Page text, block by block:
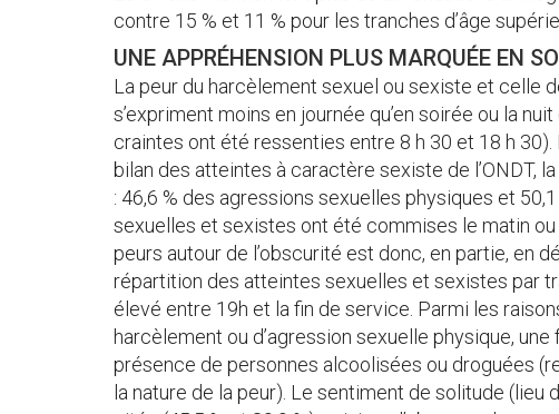
contre 15 % et 11 % pour les tranches d’âge
UNE APPRÉHENSION PLUS MARQUÉE EN
La peur du harcèlement sexuel ou sexiste et celle
s’expriment moins en journée qu’en soirée ou la
craintes ont été ressenties entre 8 h 30 et 18 h
bilan des atteintes à caractère sexiste de l’ONDT,
: 46,6 % des agressions sexuelles physiques et
sexuelles et sexistes ont été commises le matin
peurs autour de l’obscurité est donc, en partie, en
répartition des atteintes sexuelles et sexistes par
élevé entre 19h et la fin de service. Parmi les
harcèlement ou d’agression sexuelle physique,
présence de personnes alcoolisées ou droguées
la nature de la peur). Le sentiment de solitude (lieu